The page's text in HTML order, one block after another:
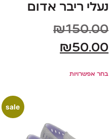
נעלי ריבר אדום
₪150.00
₪50.00
בחר אפשרויות
sale